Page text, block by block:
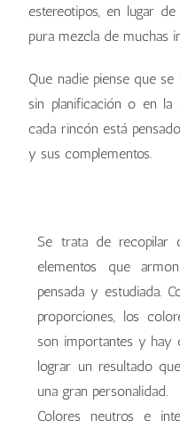
estereotipos, en lugar
pura mezcla de muchas
Que nadie piense que
sin planificación o en la
cada rincón está
y sus complementos.
Se trata de recopilar
elementos que
pensada y estudiada.
proporciones, los
son importantes y hay
lograr un resultado
una gran personalidad.
Colores neutros e